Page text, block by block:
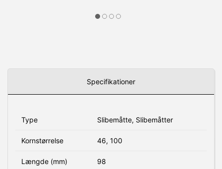
Specifikationer
Type Slibemåtte, Slibemåtter
Kornstørrelse 46, 100
Længde (mm) 98